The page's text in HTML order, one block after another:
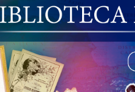
Gaceta Oficial de la República de
Catálogo temático de obras de